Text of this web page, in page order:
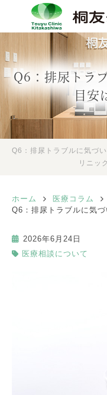
Q6：排尿トラ
目安
Q6：排尿トラブルに気づ
リニッ
ホーム 医療コラム
Q6：排尿トラブルに気
2026年6月24日
医療相談について